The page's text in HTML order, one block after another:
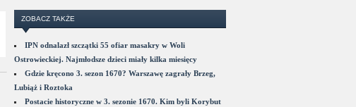
ZOBACZ TAKŻE
IPN odnalazł szczątki 55 ofiar masakry w Woli
Ostrowieckiej. Najmłodsze dzieci miały kilka miesięcy
Gdzie kręcono 3. sezon 1670? Warszawę zagrały Brzeg,
Lubiąż i Roztoka
Postacie historyczne w 3. sezonie 1670. Kim byli Korybut